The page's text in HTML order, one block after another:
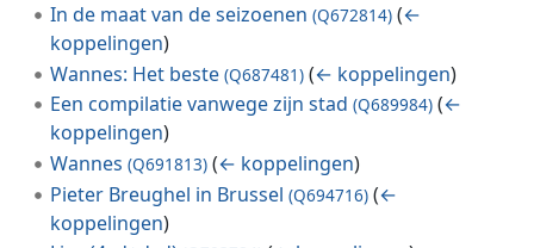
In de maat van de seizoenen (Q672814) (←
koppelingen)
Wannes: Het beste (Q687481) (← koppelingen)
Een compilatie vanwege zijn stad (Q689984) (←
koppelingen)
Wannes (Q691813) (← koppelingen)
Pieter Breughel in Brussel (Q694716) (←
koppelingen)